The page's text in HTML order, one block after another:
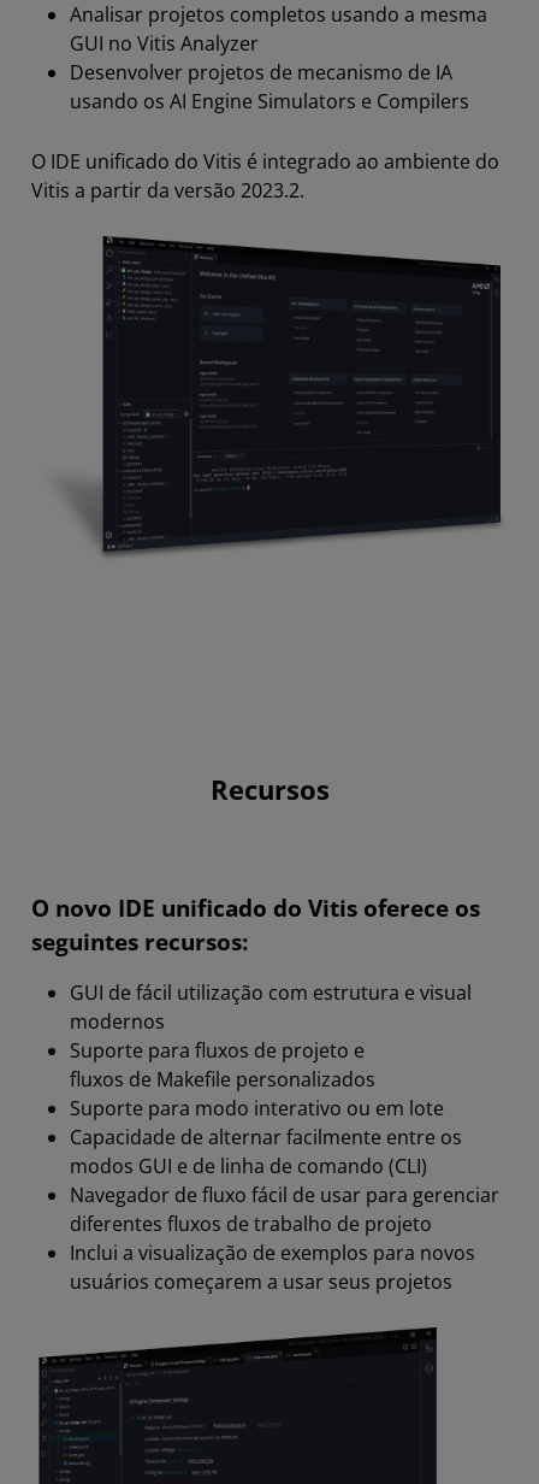
Analisar projetos completos usando a mesma
GUI no Vitis Analyzer
Desenvolver projetos de mecanismo de IA
usando os AI Engine Simulators e Compilers
O IDE unificado do Vitis é integrado ao ambiente do
Vitis a partir da versão 2023.2.
Recursos
O novo IDE unificado do Vitis oferece os
seguintes recursos:
GUI de fácil utilização com estrutura e visual
modernos
Suporte para fluxos de projeto e
fluxos de Makefile personalizados
Suporte para modo interativo ou em lote
Capacidade de alternar facilmente entre os
modos GUI e de linha de comando (CLI)
Navegador de fluxo fácil de usar para gerenciar
diferentes fluxos de trabalho de projeto
Inclui a visualização de exemplos para novos
usuários começarem a usar seus projetos